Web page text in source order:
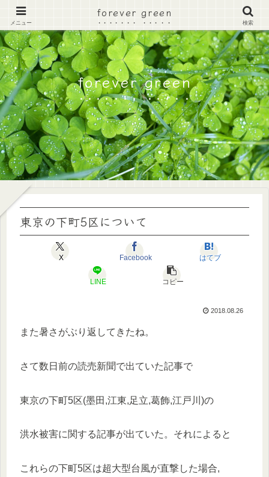
forever green
東京の下町5区について
X Facebook はてブ
LINE コピー
2018.08.26
また暑さがぶり返してきたね。
さて数日前の読売新聞で出ていた記事で
東京の下町5区(墨田,江東,足立,葛飾,江戸川)の
洪水被害に関する記事が出ていた。それによると
これらの下町5区は超大型台風が直撃した場合,
メニュー
forever green
検索